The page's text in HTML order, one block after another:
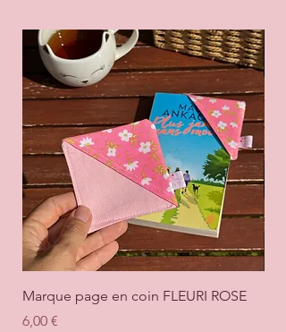
Marque page en coin FLEURI ROSE
Prix
6,00 €